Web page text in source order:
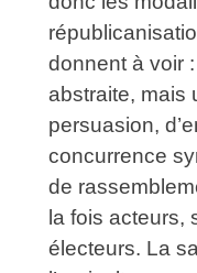
donnent à voir
abstraite, mais
persuasion,
concurrence
de
la fois acteurs,
électeurs. La